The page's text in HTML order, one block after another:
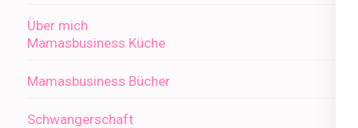
Über mich
Mamasbusiness Küche
Mamasbusiness Bücher
Schwangerschaft